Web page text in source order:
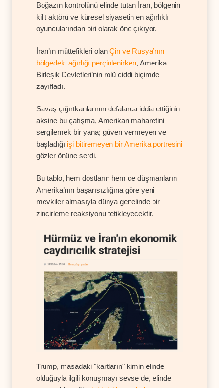
Boğazın kontrolünü elinde tutan İran, bölgenin
kilit aktörü ve küresel siyasetin en ağırlıklı
oyuncularından biri olarak öne çıkıyor.
İran’ın müttefikleri olan Çin ve Rusya’nın
bölgedeki ağırlığı perçinlenirken, Amerika
Birleşik Devletleri’nin rolü ciddi biçimde
zayıfladı.
Savaş çığırtkanlarının defalarca iddia ettiğinin
aksine bu çatışma, Amerikan maharetini
sergilemek bir yana; güven vermeyen ve
başladığı işi bitiremeyen bir Amerika portresini
gözler önüne serdi.
Bu tablo, hem dostların hem de düşmanların
Amerika’nın başarısızlığına göre yeni
mevkiler almasıyla dünya genelinde bir
zincirleme reaksiyonu tetikleyecektir.
Trump, masadaki "kartların" kimin elinde
olduğuyla ilgili konuşmayı sevse de, elinde